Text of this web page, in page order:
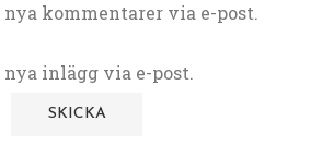
kommentarer via e-post.
inlägg via e-post.